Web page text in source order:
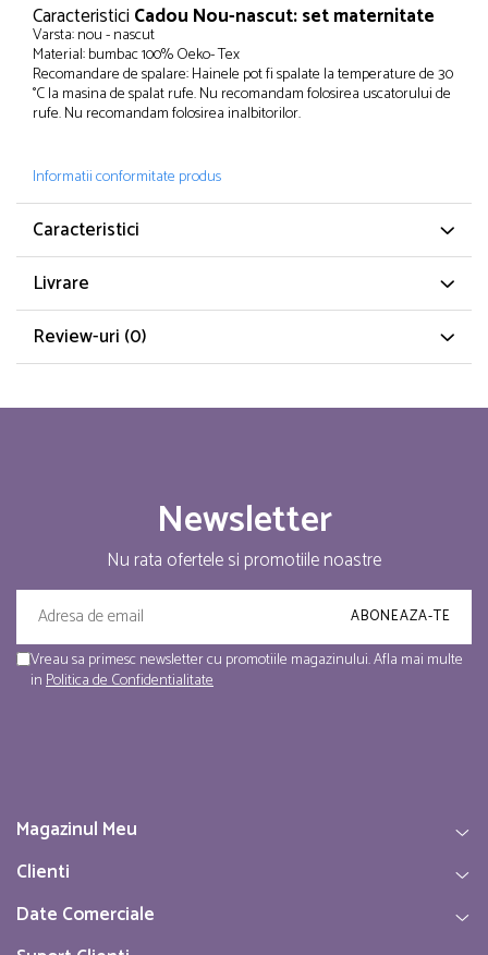
Caracteristici Cadou Nou-nascut: set maternitate
Varsta: nou - nascut
Material: bumbac 100% Oeko- Tex
Recomandare de spalare: Hainele pot fi spalate la temperature de 30
°C la masina de spalat rufe. Nu recomandam folosirea uscatorului de
rufe. Nu recomandam folosirea inalbitorilor.
Informatii conformitate produs
Caracteristici
Livrare
Review-uri (0)
Newsletter
Nu rata ofertele si promotiile noastre
Vreau sa primesc newsletter cu promotiile magazinului. Afla mai multe
inPolitica de Confidentialitate
Magazinul Meu
Clienti
Date Comerciale